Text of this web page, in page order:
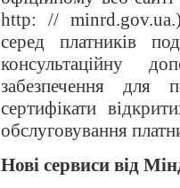
http: //
серед платників
консультаційну
забезпечення для
сертифікати
обслуговування
Нові сервиси від